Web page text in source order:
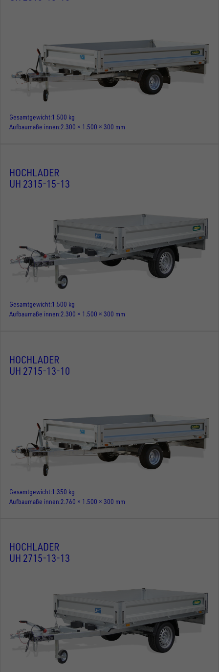
Gesamtgewicht 1.500 kg
Aufbaumaße innen 2.300 × 1.500 × 300 mm
HOCHLADER
UH 2315-15-13
Gesamtgewicht 1.500 kg
Aufbaumaße innen 2.300 × 1.500 × 300 mm
HOCHLADER
UH 2715-13-10
Gesamtgewicht 1.350 kg
Aufbaumaße innen 2.760 × 1.500 × 300 mm
HOCHLADER
UH 2715-13-13